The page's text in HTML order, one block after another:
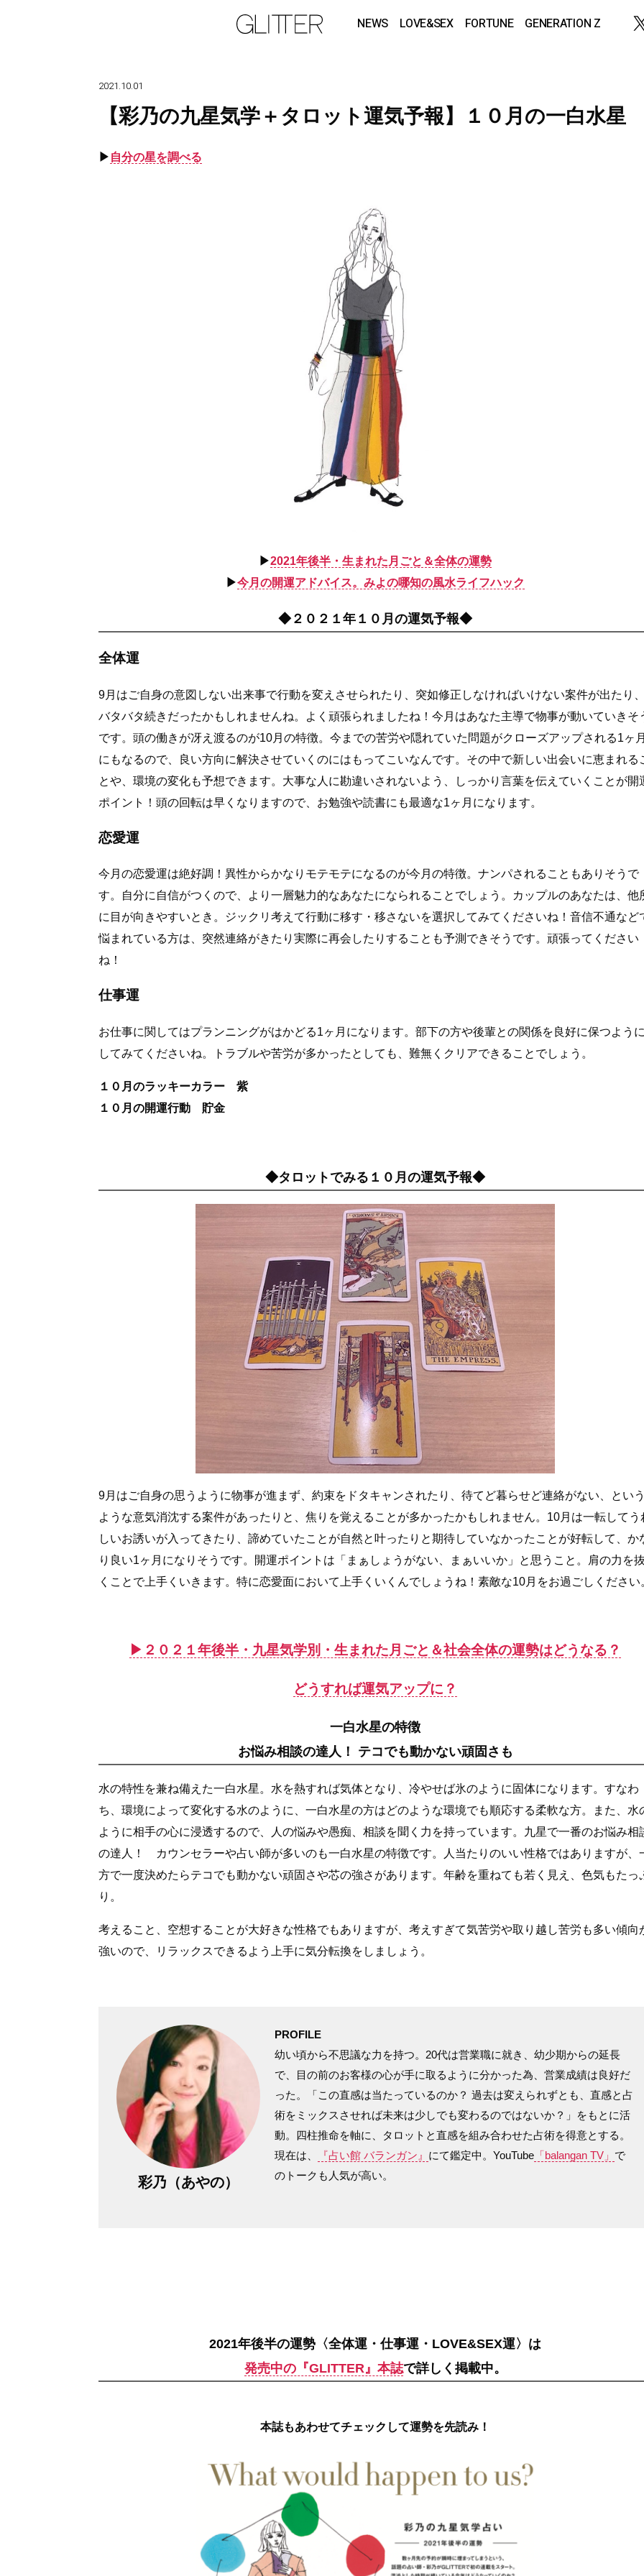
NEWS LOVE&SEX FORTUNE GENERATION Z
2021.10.01
【彩乃の九星気学＋タロット運気予報】１０月の一白水星
▶︎ 自分の星を調べる
▶︎2021年後半・生まれた月ごと＆全体の運勢
▶︎今月の開運アドバイス。みよの哪知の風水ライフハック
◆２０２１年１０月の運気予報◆
全体運
9月はご自身の意図しない出来事で行動を変えさせられたり、突如修正しなければいけない案件が出たり、
バタバタ続きだったかもしれませんね。よく頑張られましたね！今月はあなた主導で物事が動いていきそ
です。頭の働きが冴え渡るのが10月の特徴。今までの苦労や隠れていた問題がクローズアップされる1ヶ月
にもなるので、良い方向に解決させていくのにはもってこいなんです。その中で新しい出会いに恵まれる
とや、環境の変化も予想できます。大事な人に勘違いされないよう、しっかり言葉を伝えていくことが開
ポイント！頭の回転は早くなりますので、お勉強や読書にも最適な1ヶ月になります。
恋愛運
今月の恋愛運は絶好調！異性からかなりモテモテになるのが今月の特徴。ナンパされることもありそうで
す。自分に自信がつくので、より一層魅力的なあなたになられることでしょう。カップルのあなたは、他
に目が向きやすいとき。ジックリ考えて行動に移す・移さないを選択してみてくださいね！音信不通など
悩まれている方は、突然連絡がきたり実際に再会したりすることも予測できそうです。頑張ってください
ね！
仕事運
お仕事に関してはプランニングがはかどる1ヶ月になります。部下の方や後輩との関係を良好に保つように
してみてくださいね。トラブルや苦労が多かったとしても、難無くクリアできることでしょう。
１０月のラッキーカラー 紫
１０月の開運行動 貯金
◆タロットでみる１０月の運気予報◆
9月はご自身の思うように物事が進まず、約束をドタキャンされたり、待てど暮らせど連絡がない、という
ような意気消沈する案件があったりと、焦りを覚えることが多かったかもしれません。10月は一転してう
しいお誘いが入ってきたり、諦めていたことが自然と叶ったりと期待していなかったことが好転して、か
り良い1ヶ月になりそうです。開運ポイントは「まぁしょうがない、まぁいいか」と思うこと。肩の力を抜
くことで上手くいきます。特に恋愛面において上手くいくんでしょうね！素敵な10月をお過ごしください
▶︎２０２１年後半・九星気学別・生まれた月ごと＆社会全体の運勢はどうなる？
どうすれば運気アップに？
一白水星の特徴
お悩み相談の達人！ テコでも動かない頑固さも
水の特性を兼ね備えた一白水星。水を熱すれば気体となり、冷やせば氷のように固体になります。すなわ
ち、環境によって変化する水のように、一白水星の方はどのような環境でも順応する柔軟な方。また、水
ように相手の心に浸透するので、人の悩みや愚痴、相談を聞く力を持っています。九星で一番のお悩み相
の達人！ カウンセラーや占い師が多いのも一白水星の特徴です。人当たりのいい性格ではありますが、
方で一度決めたらテコでも動かない頑固さや芯の強さがあります。年齢を重ねても若く見え、色気もたっ
り。
考えること、空想することが大好きな性格でもありますが、考えすぎて気苦労や取り越し苦労も多い傾向
強いので、リラックスできるよう上手に気分転換をしましょう。
彩乃（あやの）
PROFILE
幼い頃から不思議な力を持つ。20代は営業職に就き、幼少期からの延長
で、目の前のお客様の心が手に取るように分かった為、営業成績は良好だ
った。「この直感は当たっているのか？ 過去は変えられずとも、直感と占
術をミックスさせれば未来は少しでも変わるのではないか？」をもとに活
動。四柱推命を軸に、タロットと直感を組み合わせた占術を得意とする。
現在は、
『占い館 バランガン』 にて鑑定中。YouTube 「balangan TV」 で
のトークも人気が高い。
2021年後半の運勢〈全体運・仕事運・LOVE&SEX運〉は
発売中の『GLITTER』本誌で詳しく掲載中。
本誌もあわせてチェックして運勢を先読み！